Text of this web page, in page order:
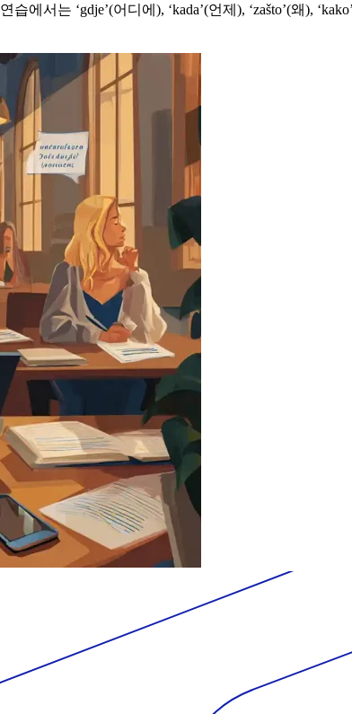
서는 ‘gdje’(어디에), ‘kada’(언제), ‘zašto’(왜),